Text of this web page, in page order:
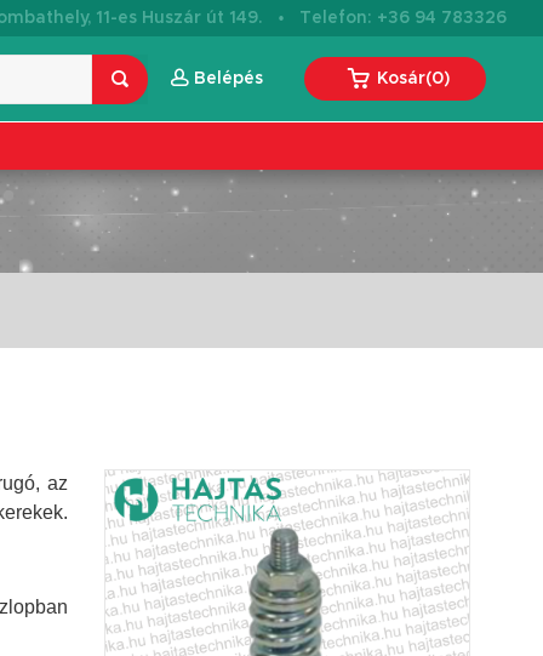
11-es Huszár út 149. · Telefon: +36 94 783326
Belépés Kosár(0)
az